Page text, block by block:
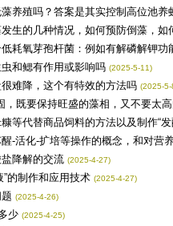
养殖吗？答案是其实控制高位池养
生的几种情况，如何预防倒藻，如
耗氧芽孢杆菌：例如有解磷解钾功
和鳃有作用或影响吗 (2025-5-11)
难降，这个有特效的方法吗 (2025-5-
，既要保持旺盛的藻相，又不要太
等代替商品饲料的方法以及制作“
-活化-扩培等操作的概念，和对营
降解的交流 (2025-4-27)
”的制作和应用技术 (2025-4-27)
(2025-4-26)
少 (2025-4-25)